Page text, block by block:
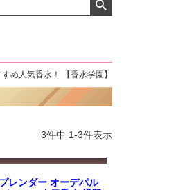
め人気香水！ 【香水学園】
3件中 1-3件表示
レンダー オーデパル
よくお取引が出来ま
おまけありがとうございま